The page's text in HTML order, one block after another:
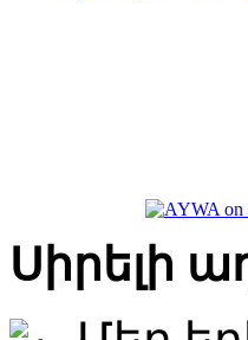
Սիրելի